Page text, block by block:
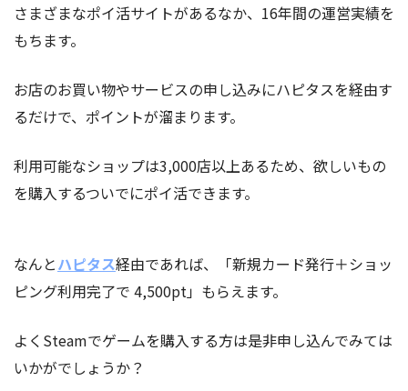
さまざまなポイ活サイトがあるなか、16年間の運営実績を
もちます。
お店のお買い物やサービスの申し込みにハピタスを経由す
るだけで、ポイントが溜まります。
利用可能なショップは3,000店以上あるため、欲しいもの
を購入するついでにポイ活できます。
なんとハピタス経由であれば、「新規カード発行＋ショッ
ピング利用完了で 4,500pt」もらえます。
よくSteamでゲームを購入する方は是非申し込んでみては
いかがでしょうか？